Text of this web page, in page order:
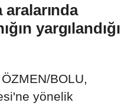
aralarında
yargılandığı
BOLU,
yönelik